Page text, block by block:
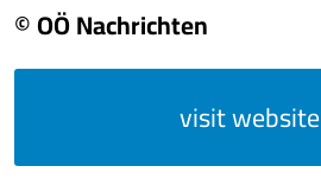
© OÖ Nachrichten
visit website